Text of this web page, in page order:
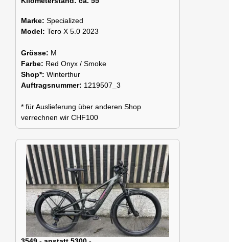
Marke: Specialized
Model: Tero X 5.0 2023
Grösse: M
Farbe: Red Onyx / Smoke
Shop*: Winterthur
Auftragsnummer: 1219507_3
* für Auslieferung über anderen Shop
verrechnen wir CHF100